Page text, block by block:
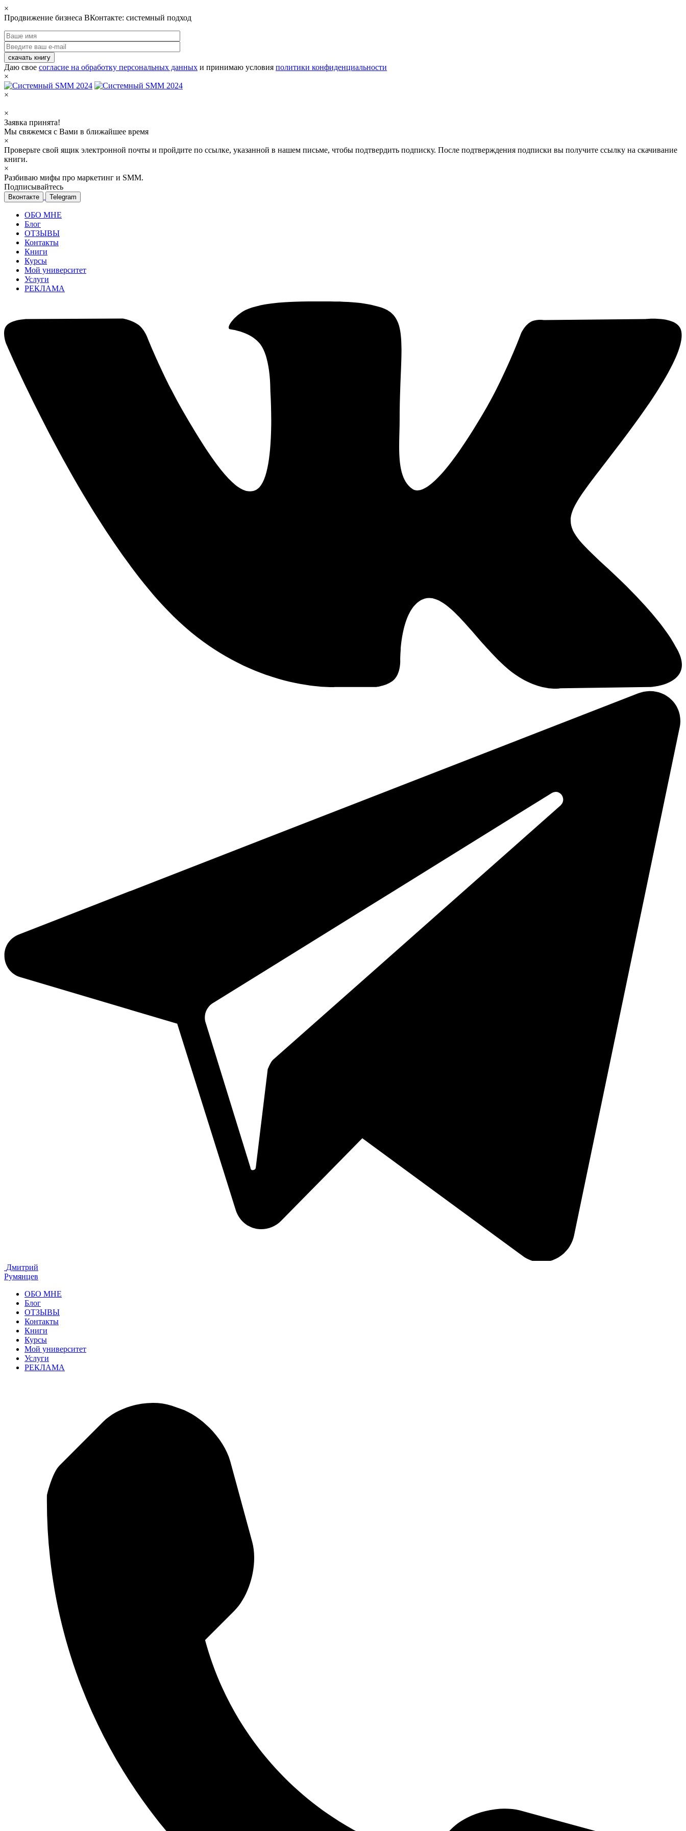
×
Продвижение бизнеса ВКонтакте: системный подход
скачать книгу
Даю свое согласие на обработку персональных данных и принимаю условия политики конфиденциальности
×
×
×
Заявка принята!
Мы свяжемся с Вами в ближайшее время
×
Проверьте свой ящик электронной почты и пройдите по ссылке, указанной в нашем письме, чтобы подтвердить подписку. После подтверждения подписки вы получите ссылку на скачивание
книги.
×
Разбиваю мифы про маркетинг и SMM.
Подписывайтесь
Вконтакте Telegram
ОБО МНЕ
Блог
ОТЗЫВЫ
Контакты
Книги
Курсы
Мой университет
Услуги
РЕКЛАМА
Дмитрий
Румянцев
ОБО МНЕ
Блог
ОТЗЫВЫ
Контакты
Книги
Курсы
Мой университет
Услуги
РЕКЛАМА